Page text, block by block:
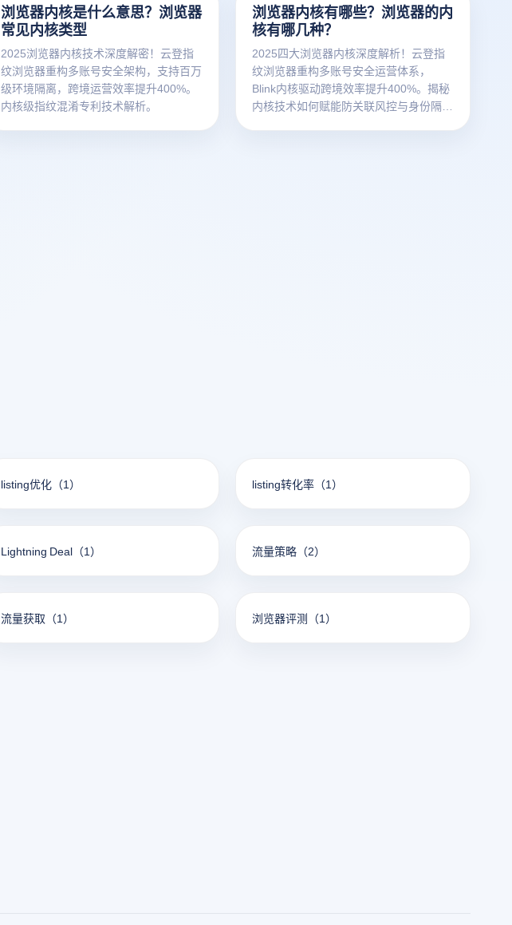
浏览器内核是什么意思？浏览器
常见内核类型
2025浏览器内核技术深度解密！云登指
纹浏览器重构多账号安全架构，支持百万
级环境隔离，跨境运营效率提升400%。
内核级指纹混淆专利技术解析。
浏览器内核有哪些？浏览器的内
核有哪几种？
2025四大浏览器内核深度解析！云登指
纹浏览器重构多账号安全运营体系，
Blink内核驱动跨境效率提升400%。揭秘
内核技术如何赋能防关联风控与身份隔
listing优化 （1） listing转化率 （1）
Lightning Deal （1） 流量策略 （2）
流量获取 （1） 浏览器评测 （1）